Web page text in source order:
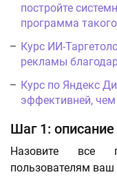
постройте
программа
Курс ИИ-
рекламы
Курс по Яндекс
эффективней,
Шаг 1:
Назовите все
пользователям ваш